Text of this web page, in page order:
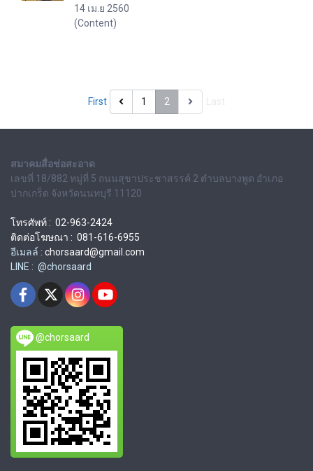
14 เม.ย 2560
(Content)
First 1 2
สมาคมสื่อช่อสะอาด
เลขที่ 18/882 หมู่ที่ 5 ถนนสุขาประชาสรรค์ 2 ตำบลบางพูด อำเภอ
ปากเกร็ด จังหวัดนนทบุรี 11120
โทรศัพท์ : 02-963-2424
ติดต่อโฆษณา : 081-616-6955
อีเมลล์ : chorsaard@gmail.com
LINE : @chorsaard
@chorsaard